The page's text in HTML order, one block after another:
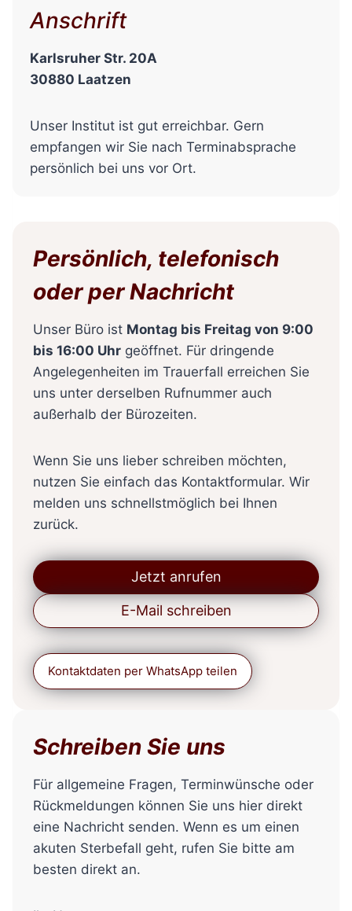
Anschrift
Karlsruher Str. 20A
30880 Laatzen
Unser Institut ist gut erreichbar. Gern
empfangen wir Sie nach Terminabsprache
persönlich bei uns vor Ort.
Persönlich, telefonisch
oder per Nachricht
Unser Büro ist Montag bis Freitag von 9:00
bis 16:00 Uhr geöffnet. Für dringende
Angelegenheiten im Trauerfall erreichen Sie
uns unter derselben Rufnummer auch
außerhalb der Bürozeiten.
Wenn Sie uns lieber schreiben möchten,
nutzen Sie einfach das Kontaktformular. Wir
melden uns schnellstmöglich bei Ihnen
zurück.
Jetzt anrufen
E-Mail schreiben
Kontaktdaten per WhatsApp teilen
Schreiben Sie uns
Für allgemeine Fragen, Terminwünsche oder
Rückmeldungen können Sie uns hier direkt
eine Nachricht senden. Wenn es um einen
akuten Sterbefall geht, rufen Sie bitte am
besten direkt an.